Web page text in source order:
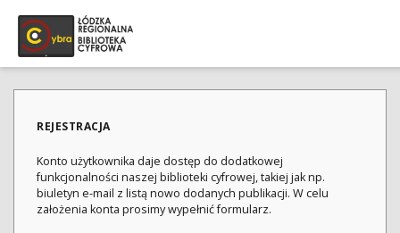
REJESTRACJA
Konto użytkownika daje dostęp do dodatkowej
funkcjonalności naszej biblioteki cyfrowej, takiej jak np.
biuletyn e-mail z listą nowo dodanych publikacji. W celu
założenia konta prosimy wypełnić formularz.